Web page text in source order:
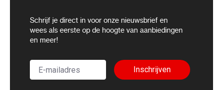
Schrijf je direct in voor onze nieuwsbrief en
wees als eerste op de hoogte van aanbiedingen
en meer!
Inschrijven